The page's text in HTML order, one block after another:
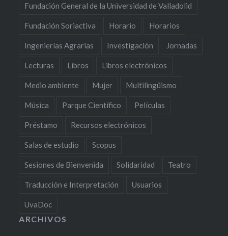
Fundación General de la Universidad de Valladolid
Fundación Soriactiva Horario Horarios
Ingenierías Agrarias Investigación Jornadas
Lecturas Libros Libros electrónicos
Medio ambiente Mujer Multilingüismo
Música Parque Científico Películas
Préstamo Recursos electrónicos
Salas de estudio Scopus
Sesiones de Bienvenida Solidaridad Teatro
Traducción e Interpretación Usuarios
UvaDoc
ARCHIVOS